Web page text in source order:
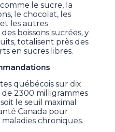
le sucre, la
le chocolat, les
les autres
boissons sucrées, y
totalisent près des
en sucres libres.
québécois sur dix
2300 milligrammes
le seuil maximal
Canada pour
chroniques.